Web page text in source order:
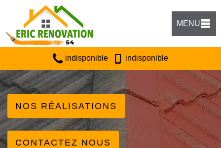
MENU
indisponible indisponible
NOS RÉALISATIONS
CONTACTEZ NOUS